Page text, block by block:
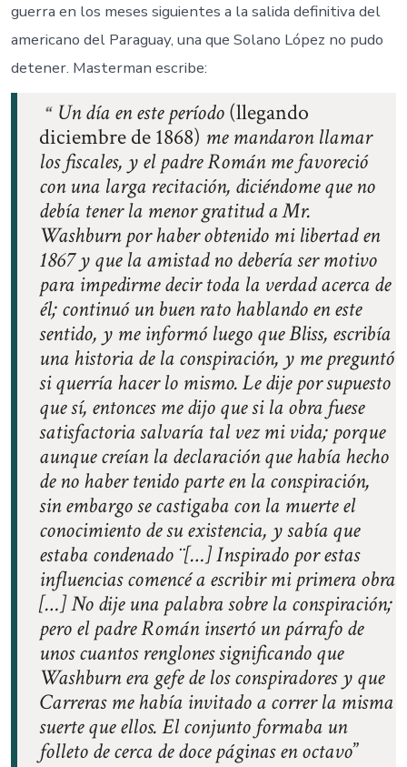
guerra en los meses siguientes a la salida definitiva del
americano del Paraguay, una que Solano López no pudo
detener. Masterman escribe:
Un día en este período(llegando
diciembre de 1868) me mandaron llamar
los fiscales, y el padre Román me favoreció
con una larga recitación, diciéndome que no
debía tener la menor gratitud a Mr.
Washburn por haber obtenido mi libertad en
1867 y que la amistad no debería ser motivo
para impedirme decir toda la verdad acerca de
él; continuó un buen rato hablando en este
sentido, y me informó luego que Bliss, escribía
una historia de la conspiración, y me preguntó
si querría hacer lo mismo. Le dije por supuesto
que sí, entonces me dijo que si la obra fuese
satisfactoria salvaría tal vez mi vida; porque
aunque creían la declaración que había hecho
de no haber tenido parte en la conspiración,
sin embargo se castigaba con la muerte el
conocimiento de su existencia, y sabía que
estaba condenado ¨[…] Inspirado por estas
influencias comencé a escribir mi primera obra
[…] No dije una palabra sobre la conspiración;
pero el padre Román insertó un párrafo de
unos cuantos renglones significando que
Washburn era gefe de los conspiradores y que
Carreras me había invitado a correr la misma
suerte que ellos. El conjunto formaba un
folleto de cerca de doce páginas en octavo